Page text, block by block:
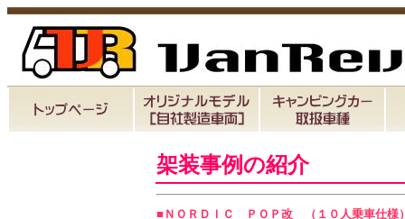
架装事例の紹介
■ＮＯＲＤＩＣ ＰＯＰ改 （１０人乗車仕